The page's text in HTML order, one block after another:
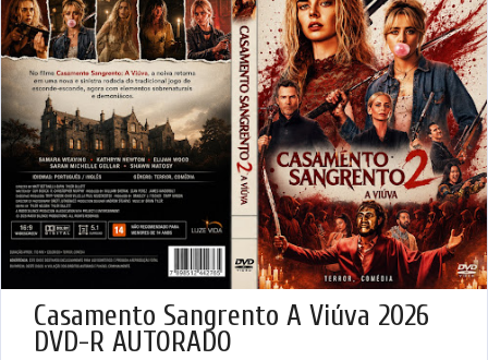
Casamento Sangrento A Viúva 2026
DVD-R AUTORADO